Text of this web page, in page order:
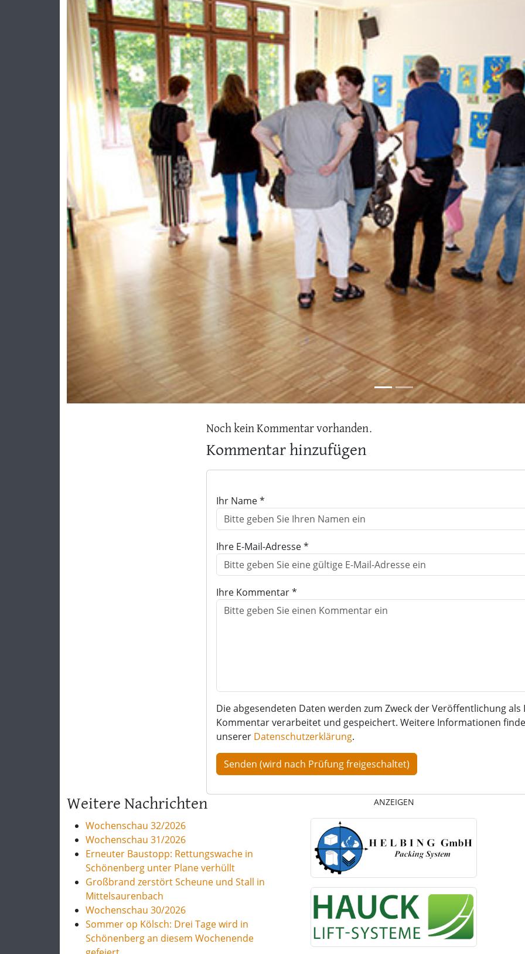
Previous
Noch kein Kommentar vorhanden.
Kommentar hinzufügen
Ihr Name *
Ihre E-Mail-Adresse *
Ihre Kommentar *
Die abgesendeten Daten werden zum Zweck der Veröffentlichung als
Kommentar verarbeitet und gespeichert. Weitere Informationen
unserer Datenschutzerklärung.
Weitere Nachrichten
Wochenschau 32/2026
Wochenschau 31/2026
Erneuter Baustopp: Rettungswache in
Schönenberg unter Plane verhüllt
Großbrand zerstört Scheune und Stall in
Mittelsaurenbach
Wochenschau 30/2026
Sommer op Kölsch: Drei Tage wird in
Schönenberg an diesem Wochenende
ANZEIGEN